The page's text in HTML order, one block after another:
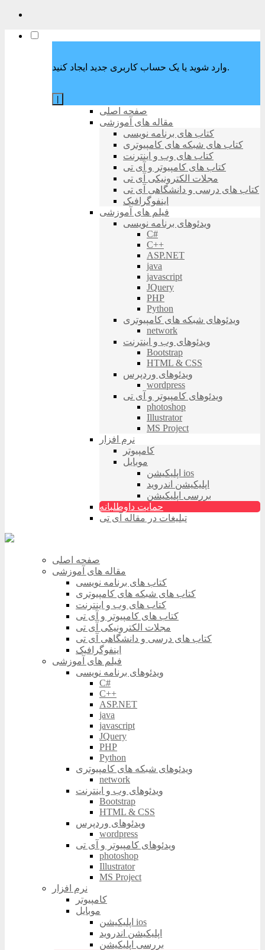
وارد شوید یا یک حساب کاربری جدید ایجاد کنید.
صفحه اصلی
مقاله های آموزشی
کتاب های برنامه نویسی
کتاب های شبکه های کامپیوتری
کتاب های وب و اینترنت
کتاب های کامپیوتر و آی تی
مجلات الکترونیکی آی تی
کتاب های درسی و دانشگاهی آی تی
اینفوگرافیک
فیلم های آموزشی
ویدئوهای برنامه نویسی
C#
C++
ASP.NET
java
javascript
JQuery
PHP
Python
ویدئوهای شبکه های کامپیوتری
network
ویدئوهای وب و اینترنت
Bootstrap
HTML & CSS
ویدئوهای وردپرس
wordpress
ویدئوهای کامپیوتر و آی تی
photoshop
Illustrator
MS Project
نرم افزار
کامپیوتر
موبایل
اپلیکیشن ios
اپلیکیشن اندروید
بررسی اپلیکیشن
حمایت داوطلبانه
تبلیغات در مقاله آی تی
صفحه اصلی
مقاله های آموزشی
کتاب های برنامه نویسی
کتاب های شبکه های کامپیوتری
کتاب های وب و اینترنت
کتاب های کامپیوتر و آی تی
مجلات الکترونیکی آی تی
کتاب های درسی و دانشگاهی آی تی
اینفوگرافیک
فیلم های آموزشی
ویدئوهای برنامه نویسی
C#
C++
ASP.NET
java
javascript
JQuery
PHP
Python
ویدئوهای شبکه های کامپیوتری
network
ویدئوهای وب و اینترنت
Bootstrap
HTML & CSS
ویدئوهای وردپرس
wordpress
ویدئوهای کامپیوتر و آی تی
photoshop
Illustrator
MS Project
نرم افزار
کامپیوتر
موبایل
اپلیکیشن ios
اپلیکیشن اندروید
بررسی اپلیکیشن